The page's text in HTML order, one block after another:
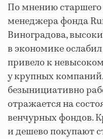
По мнению
менеджера фонда
Виноградова,
в экономике
привело к
у крупных
безынициативно
отражается на
венчурных фондов.
и дешево покупают